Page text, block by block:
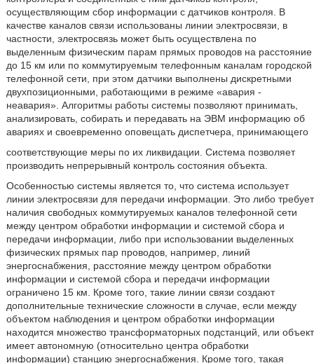
осуществляющим сбор информации с датчиков контроля. В
качестве каналов связи использованы линии электросвязи, в
частности, электросвязь может быть осуществлена по
выделенным физическим парам прямых проводов на расстояние
до 15 км или по коммутируемым телефонным каналам городской
телефонной сети, при этом датчики выполнены дискретными
двухпозиционными, работающими в режиме «авария -
неавария». Алгоритмы работы системы позволяют принимать,
анализировать, собирать и передавать на ЭВМ информацию об
авариях и своевременно оповещать диспетчера, принимающего
соответствующие меры по их ликвидации. Система позволяет
производить непрерывный контроль состояния объекта.
Особенностью системы является то, что система использует
линии электросвязи для передачи информации. Это либо требует
наличия свободных коммутируемых каналов телефонной сети
между центром обработки информации и системой сбора и
передачи информации, либо при использовании выделенных
физических прямых пар проводов, например, линий
энергоснабжения, расстояние между центром обработки
информации и системой сбора и передачи информации
ограничено 15 км. Кроме того, такие линии связи создают
дополнительные технические сложности в случае, если между
объектом наблюдения и центром обработки информации
находится множество трансформаторных подстанций, или объект
имеет автономную (относительно центра обработки
информации) станцию энергоснабжения. Кроме того, такая